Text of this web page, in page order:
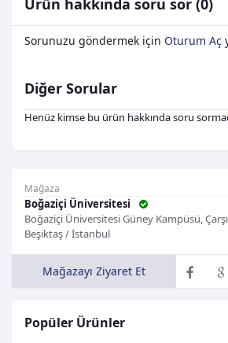
Mağaza
Boğaziçi Üniversitesi
Boğaziçi Üniversitesi Güney Kampüsü,
Beşiktaş / İstanbul
Mağazayı Ziyaret Et
Popüler Ürünler
Ürün hakkında soru sor (0)
Sorunuzu göndermek için Oturum Aç
Diğer Sorular
Henüz kimse bu ürün hakkında soru